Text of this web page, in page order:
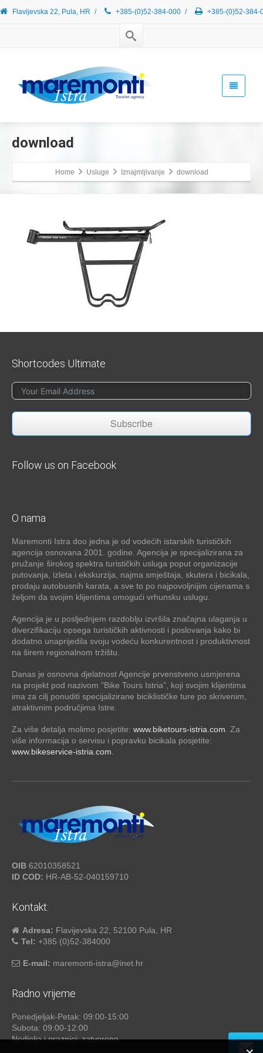
Flavijevska 22, Pula, HR / +385-(0)52-384-000 / +385-(0)52-
download
Home Usluge Iznajmljivanje download
Shortcodes Ultimate
Subscribe
Follow us on Facebook
O nama
Maremonti Istra doo jedna je od vodećih istarskih turističkih
agencija osnovana 2001. godine. Agencija je specijalizirana za
pružanje širokog spektra turističkih usluga poput organizacije
putovanja, izleta i ekskurzija, najma smještaja, skutera i bicikala,
prodaju autobusnih karata, a sve to po najpovoljnijim cijenama s
željom da svojim klijentima omogući vrhunsku uslugu.
Agencija je u posljednjem razdoblju izvršila značajna ulaganja u
diverzifikaciju opsega turističkih aktivnosti i poslovanja kako bi
dodatno unaprijedila svoju vodeću konkurentnost i produktivnost
na širem regionalnom tržištu.
Danas je osnovna djelatnost Agencije prvenstveno usmjerena
na projekt pod nazivom ”Bike Tours Istria”, koji svojim klijentima
ima za cilj ponuditi specijalizirane biciklističke ture po skrivenim,
atraktivnim područjima Istre.
Za više detalja molimo posjetite: www.biketours-istria.com. Za
više informacija o servisu i popravku bicikala posjetite:
www.bikeservice-istria.com.
OIB 62010358521
ID COD: HR-AB-52-040159710
Kontakt:
Adresa: Flavijevska 22, 52100 Pula, HR
Tel: +385 (0)52-384000
E-mail: maremonti-istra@inet.hr
Radno vrijeme
Ponedjeljak-Petak: 09:00-15:00
Subota: 09:00-12:00
Nedjelja i praznici: zatvoreno